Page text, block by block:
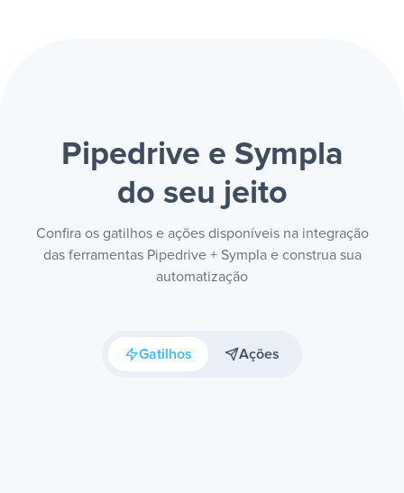
Pipedrive e Sympla
do seu jeito
Confira os gatilhos e ações disponíveis na integração
das ferramentas Pipedrive + Sympla e construa sua
automatização
Gatilhos Ações